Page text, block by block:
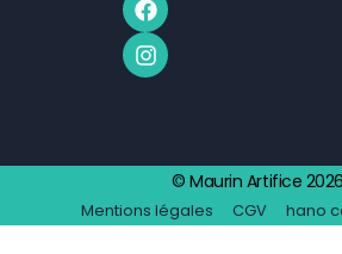
© Maurin Artifice 2026
Mentions légales CGV hano